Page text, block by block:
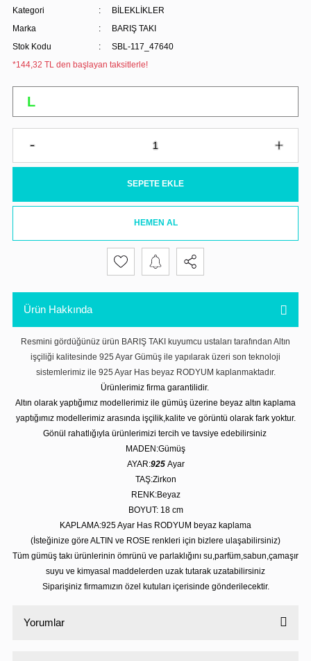
Kategori
BİLEKLİKLER
Marka
BARIŞ TAKI
Stok Kodu
SBL-117_47640
*144,32 TL den başlayan taksitlerle!
SEPETE EKLE
HEMEN AL
Ürün Hakkında
Resmini gördüğünüz ürün BARIŞ TAKI kuyumcu ustaları tarafından Altın
işçiliği kalitesinde 925 Ayar Gümüş ile yapılarak üzeri son teknoloji
sistemlerimiz ile 925 Ayar Has beyaz RODYUM kaplanmaktadır.
Ürünlerimiz firma garantilidir.
Altın olarak yaptığımız modellerimiz ile gümüş üzerine beyaz altın kaplama
yaptığımız modellerimiz arasında işçilik,kalite ve görüntü olarak fark yoktur.
Gönül rahatlığıyla ürünlerimizi tercih ve tavsiye edebilirsiniz
MADEN:Gümüş
AYAR:925 Ayar
TAŞ:Zirkon
RENK:Beyaz
BOYUT: 18 cm
KAPLAMA:925 Ayar Has RODYUM beyaz kaplama
(İsteğinize göre ALTIN ve ROSE renkleri için bizlere ulaşabilirsiniz)
Tüm gümüş takı ürünlerinin ömrünü ve parlaklığını su,parfüm,sabun,çamaşır
suyu ve kimyasal maddelerden uzak tutarak uzatabilirsiniz
Siparişiniz firmamızın özel kutuları içerisinde gönderilecektir.
Yorumlar